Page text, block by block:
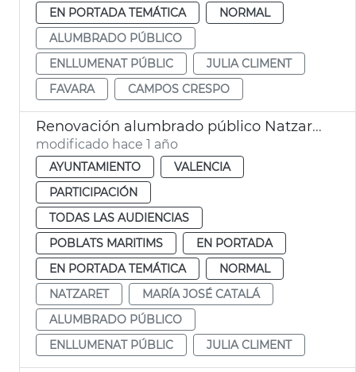
EN PORTADA TEMÁTICA
NORMAL
ALUMBRADO PÚBLICO
ENLLUMENAT PÚBLIC
JULIA CLIMENT
FAVARA
CAMPOS CRESPO
Renovación alumbrado público Natzaret
modificado hace 1 año
AYUNTAMIENTO
VALENCIA
PARTICIPACIÓN
TODAS LAS AUDIENCIAS
POBLATS MARITIMS
EN PORTADA
EN PORTADA TEMÁTICA
NORMAL
NATZARET
MARÍA JOSÉ CATALÁ
ALUMBRADO PÚBLICO
ENLLUMENAT PÚBLIC
JULIA CLIMENT